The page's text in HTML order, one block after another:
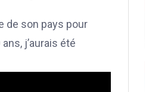
de son pays pour
j’aurais été